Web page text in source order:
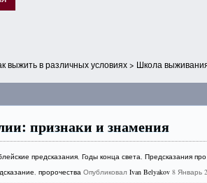
выжить в различных условиях> Школа
признаки и знамения
предсказания,Годы конца света,Предсказания
,пророчества ОпубликовалIvan Belyakov 8 Январь